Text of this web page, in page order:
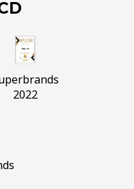
2022